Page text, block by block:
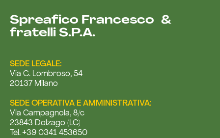
Spreafico Francesco &
fratelli S.P.A.
SEDE LEGALE:
Via C. Lombroso, 54
20137 Milano
SEDE OPERATIVA E AMMINISTRATIVA:
Via Campagnola, 8/c
23843 Dolzago (LC)
Tel. +39 0341 453650